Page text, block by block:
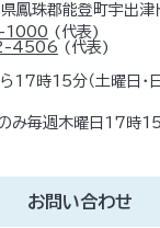
珠郡能登町宇出津
(代表)
4506 (代表)
17時15分（土曜日・
み毎週木曜日17時
お問い合わせ